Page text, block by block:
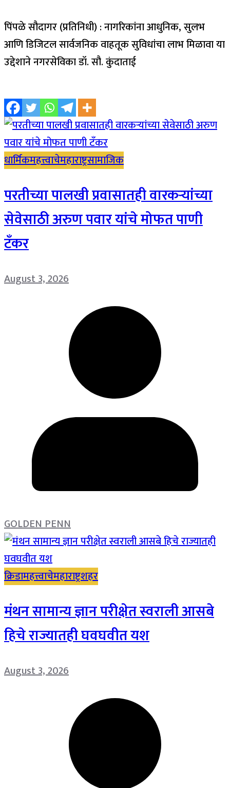
पिंपळे सौदागर (प्रतिनिधी) : नागरिकांना आधुनिक, सुलभ
आणि डिजिटल सार्वजनिक वाहतूक सुविधांचा लाभ मिळावा या
उद्देशाने नगरसेविका डॉ. सौ. कुंदाताई
धार्मिकमहत्त्वाचेमहाराष्ट्रसामाजिक
परतीच्या पालखी प्रवासातही वारकऱ्यांच्या
सेवेसाठी अरुण पवार यांचे मोफत पाणी
टँकर
August 3, 2026
GOLDEN PENN
क्रिडामहत्त्वाचेमहाराष्ट्रशहर
मंथन सामान्य ज्ञान परीक्षेत स्वराली आसबे
हिचे राज्यातही घवघवीत यश
August 3, 2026